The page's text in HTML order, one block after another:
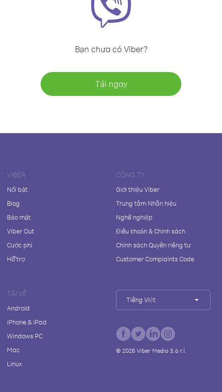
Bạn chưa có Viber?
Tải ngay
VIBER
Nổi bật
Blog
Bảo mật
Viber Out
Cước phí
Hỗ trợ
CÔNG TY
Giới thiệu Viber
Trung tâm Nhãn hiệu
Nghề nghiệp
Điều khoản & Chính sách
Chính sách Quyền riêng tư
Customer Complaints Code
TẢI VỀ
Android
iPhone & iPad
Windows PC
Mac
Linux
Tiếng Việt
© 2026Viber Media S.à r.l.